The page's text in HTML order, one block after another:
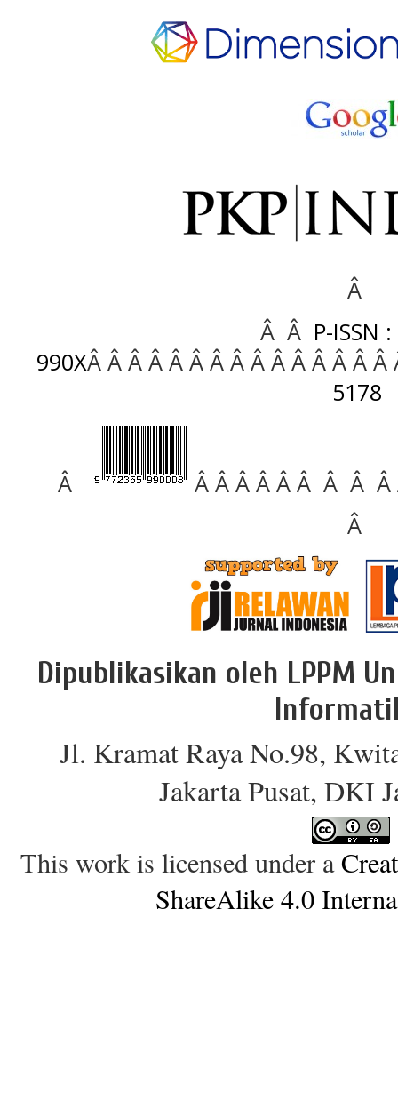
Â
Â Â P-ISSN
990XÂ Â Â Â Â Â Â Â Â Â Â Â Â Â
5178
Â
Â Â Â Â Â Â Â Â
Â
Dipublikasikan oleh LPPM
Jl. Kramat Raya No.98,
Jakarta Pusat, DKI
This work is licensed under a
ShareAlike 4.0